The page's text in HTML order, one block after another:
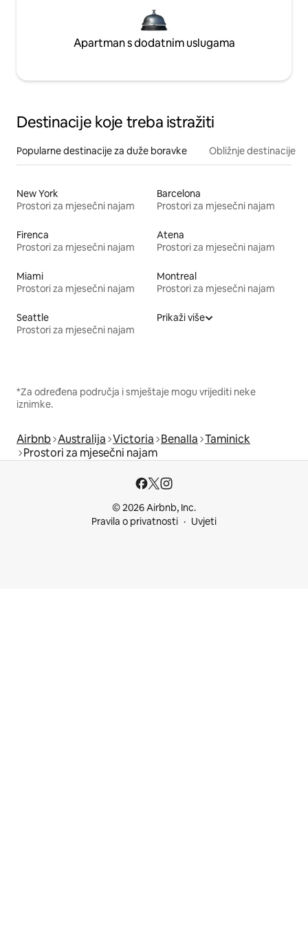
Apartman s dodatnim uslugama
Destinacije koje treba istražiti
Popularne destinacije za duže boravke Obližnje destinacije
New York
Prostori za mjesečni najam
Barcelona
Prostori za mjesečni najam
Firenca
Prostori za mjesečni najam
Atena
Prostori za mjesečni najam
Miami
Prostori za mjesečni najam
Montreal
Prostori za mjesečni najam
Seattle
Prostori za mjesečni najam
Prikaži više
*Za određena područja i smještaje mogu vrijediti neke
iznimke.
Airbnb Australija Victoria Benalla Taminick
Prostori za mjesečni najam
© 2026 Airbnb, Inc.
Pravila o privatnosti
Uvjeti